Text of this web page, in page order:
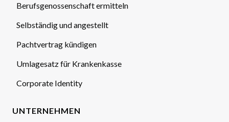
Berufsgenossenschaft ermitteln
Selbständig und angestellt
Pachtvertrag kündigen
Umlagesatz für Krankenkasse
Corporate Identity
UNTERNEHMEN